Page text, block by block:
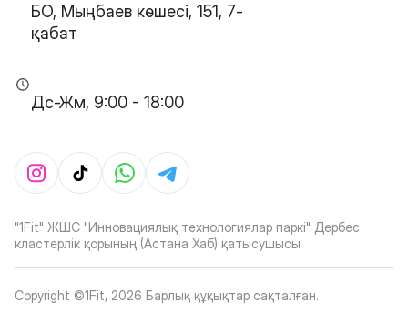
БО, Мыңбаев көшесі, 151, 7-
қабат
Дс-Жм, 9:00 - 18:00
"1Fit" ЖШС "Инновациялық технологиялар паркі" Дербес
кластерлік қорының (Астана Хаб) қатысушысы
Copyright ©1Fit, 2026 Барлық құқықтар сақталған.